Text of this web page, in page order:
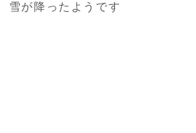
雪が降ったようです